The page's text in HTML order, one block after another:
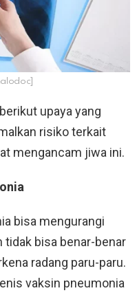
upaya yang
risiko terkait
mengancam jiwa ini.
bisa mengurangi
tidak bisa benar-benar
radang paru-paru.
vaksin pneumonia